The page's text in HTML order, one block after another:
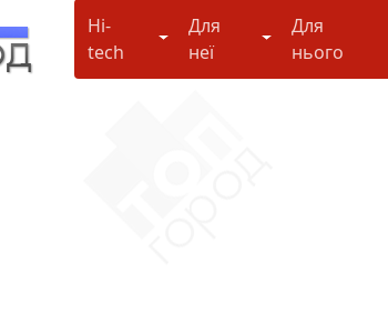
Hi-
tech
Hi-tech
Для
неї
Для неї
Для
нього